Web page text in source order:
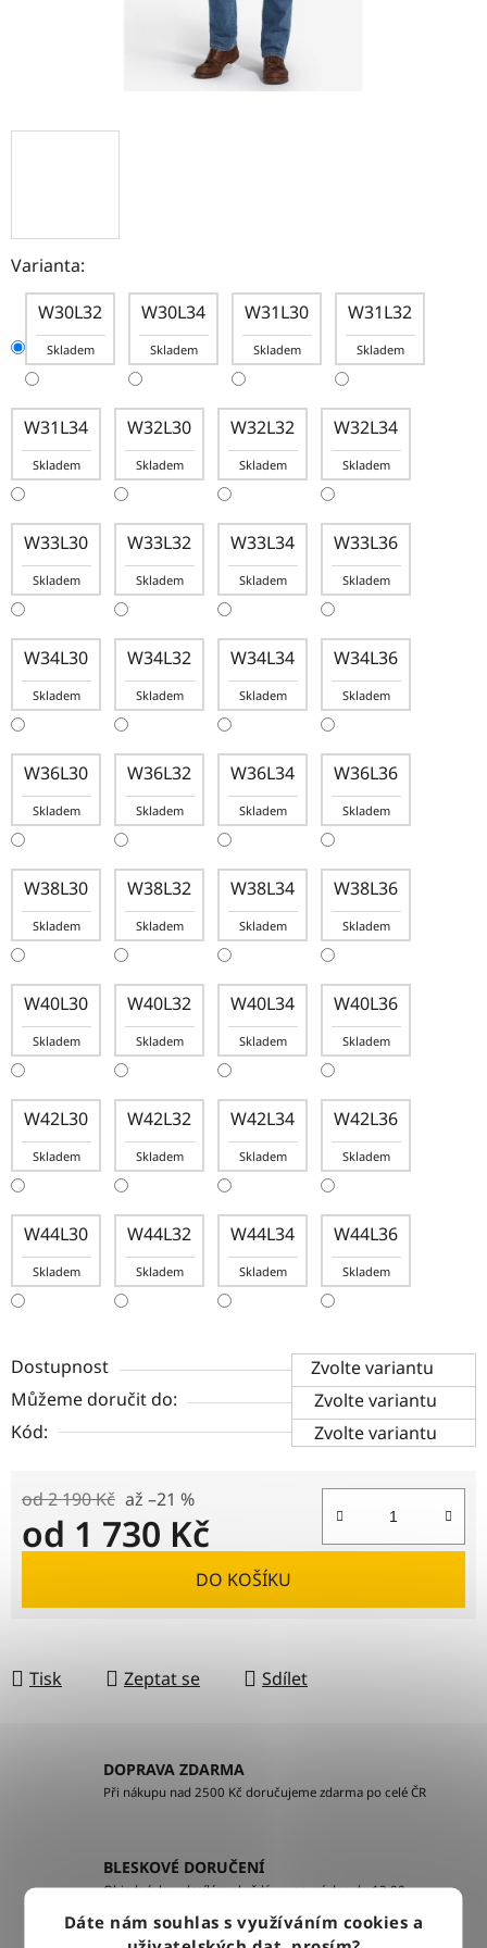
Dáte nám souhlas s využíváním cookies a
Varianta:
W30L32
Skladem
W30L34
Skladem
W31L30
Skladem
W31L32
Skladem
W31L34
Skladem
W32L30
Skladem
W32L32
Skladem
W32L34
Skladem
W33L30
Skladem
W33L32
Skladem
W33L34
Skladem
W33L36
Skladem
W34L30
Skladem
W34L32
Skladem
W34L34
Skladem
W34L36
Skladem
W36L30
Skladem
W36L32
Skladem
W36L34
Skladem
W36L36
Skladem
W38L30
Skladem
W38L32
Skladem
W38L34
Skladem
W38L36
Skladem
W40L30
Skladem
W40L32
Skladem
W40L34
Skladem
W40L36
Skladem
W42L30
Skladem
W42L32
Skladem
W42L34
Skladem
W42L36
Skladem
W44L30
Skladem
W44L32
Skladem
W44L34
Skladem
W44L36
Skladem
Dostupnost
Zvolte variantu
Můžeme doručit do:
Zvolte variantu
Kód:
Zvolte variantu
od 2 190 Kč až –21 %
od 1 730 Kč
DO KOŠÍKU
Tisk Zeptat se Sdílet
DOPRAVA ZDARMA
Při nákupu nad 2500 Kč doručujeme zdarma po celé ČR
BLESKOVÉ DORUČENÍ
Objednávky odesíláme každý pracovní den do 12:00